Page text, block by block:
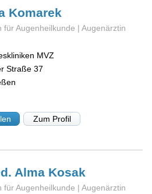
Komarek
für Augenheilkunde | Augenärztin
MVZ
Straße 37
Zum Profil
Alma Kosak
für Augenheilkunde | Augenärztin